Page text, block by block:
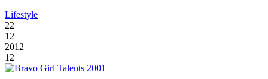
Lifestyle
22
12
2012
12